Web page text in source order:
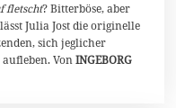
fletscht? Bitterböse, aber
Julia Jost die originelle
sich jeglicher
VonINGEBORG